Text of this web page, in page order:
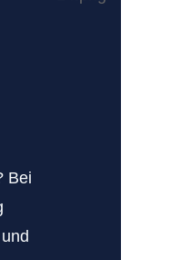
Bei